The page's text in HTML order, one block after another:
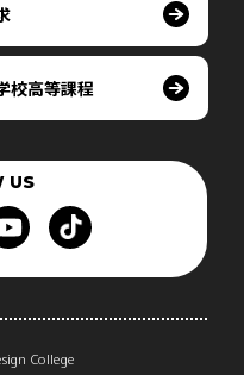
校高等課程
US
College